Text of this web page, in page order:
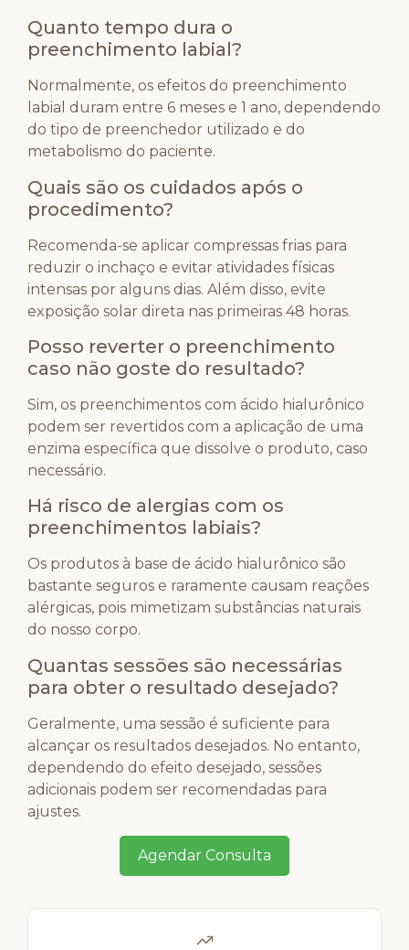
Quanto tempo dura o
preenchimento labial?
Normalmente, os efeitos do preenchimento
labial duram entre 6 meses e 1 ano, dependendo
do tipo de preenchedor utilizado e do
metabolismo do paciente.
Quais são os cuidados após o
procedimento?
Recomenda-se aplicar compressas frias para
reduzir o inchaço e evitar atividades físicas
intensas por alguns dias. Além disso, evite
exposição solar direta nas primeiras 48 horas.
Posso reverter o preenchimento
caso não goste do resultado?
Sim, os preenchimentos com ácido hialurônico
podem ser revertidos com a aplicação de uma
enzima específica que dissolve o produto, caso
necessário.
Há risco de alergias com os
preenchimentos labiais?
Os produtos à base de ácido hialurônico são
bastante seguros e raramente causam reações
alérgicas, pois mimetizam substâncias naturais
do nosso corpo.
Quantas sessões são necessárias
para obter o resultado desejado?
Geralmente, uma sessão é suficiente para
alcançar os resultados desejados. No entanto,
dependendo do efeito desejado, sessões
adicionais podem ser recomendadas para
ajustes.
Agendar Consulta